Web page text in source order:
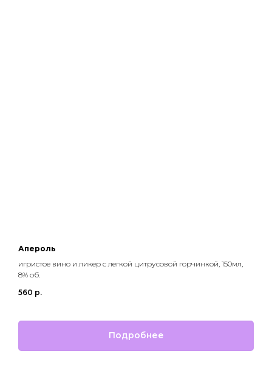
Апероль
игристое вино и ликер с легкой цитрусовой горчинкой, 150мл,
8% об.
560 р.
Подробнее